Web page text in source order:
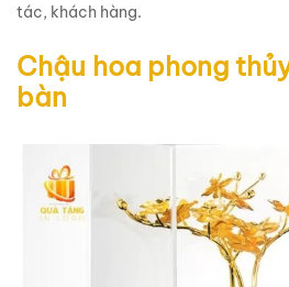
tác, khách hàng.
Chậu hoa phong
bàn